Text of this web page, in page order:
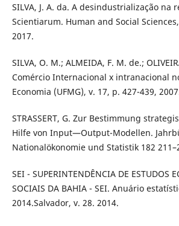
SILVA, J. A. da. A desindustrialização na
Scientiarum. Human and Social
2017.
SILVA, O. M.; ALMEIDA, F. M. de.;
Comércio Internacional x intranacional
Economia (UFMG), v. 17, p. 427-439,
STRASSERT, G. Zur Bestimmung
Hilfe von Input—Output-Modellen.
Nationalökonomie und Statistik 182
SEI - SUPERINTENDÊNCIA DE ESTUDOS
SOCIAIS DA BAHIA - SEI. Anuário
2014.Salvador, v. 28. 2014.